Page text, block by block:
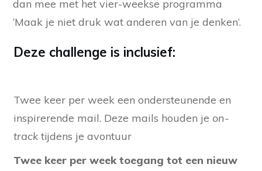
dan mee met het vier-weekse programma
‘Maak je niet druk wat anderen van je denken’.
Deze challenge is inclusief:
Twee keer per week een ondersteunende en
inspirerende mail. Deze mails houden je on-
track tijdens je avontuur
Twee keer per week toegang tot een nieuw